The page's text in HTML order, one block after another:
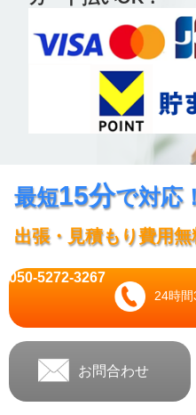
最短15分で対応！
出張・見積もり費用無
24時
050-5272-3267
お問合わせ